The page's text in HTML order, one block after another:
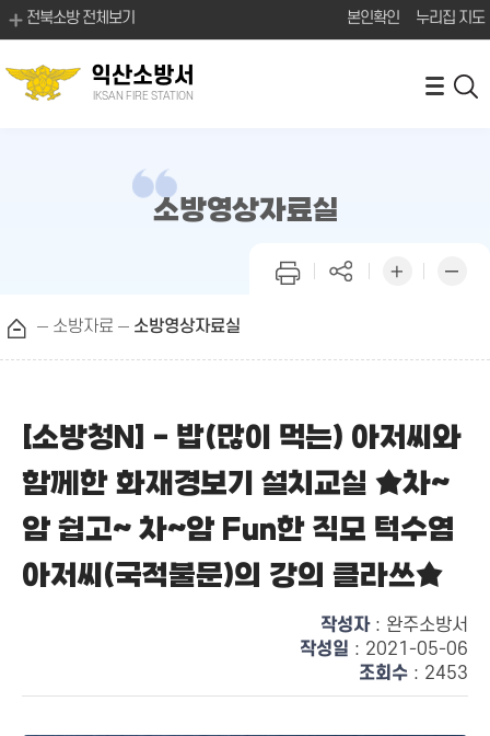
전북소방 전체보기 본인확인 누리집 지도
익산소방서
IKSAN FIRE STATION
소방영상자료실
소방자료 소방영상자료실
[소방청N] - 밥(많이 먹는) 아저씨와
함께한 화재경보기 설치교실 ★차~
암 쉽고~ 차~암 Fun한 직모 턱수염
아저씨(국적불문)의 강의 클라쓰★
작성자: 완주소방서
작성일 : 2021-05-06
조회수 : 2453